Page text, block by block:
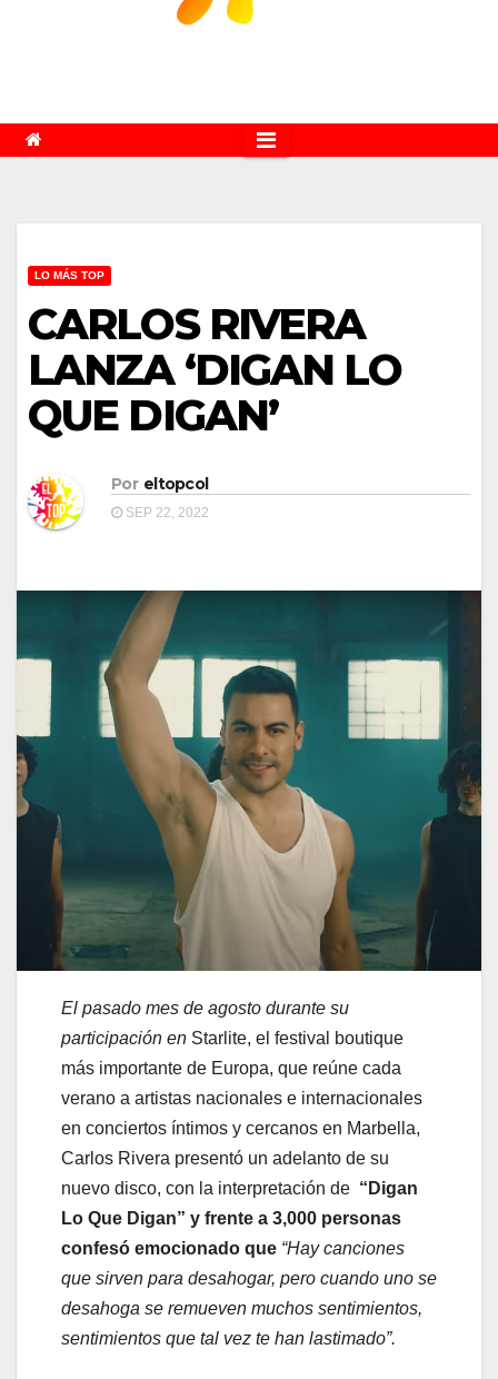
LO MÁS TOP
CARLOS RIVERA
LANZA ‘DIGAN LO
QUE DIGAN’
Por eltopcol
SEP 22, 2022
El pasado mes de agosto durante su
participación en Starlite, el festival boutique
más importante de Europa, que reúne cada
verano a artistas nacionales e internacionales
en conciertos íntimos y cercanos en Marbella,
Carlos Rivera presentó un adelanto de su
nuevo disco, con la interpretación de “Digan
Lo Que Digan” y frente a 3,000 personas
confesó emocionado que “Hay canciones
que sirven para desahogar, pero cuando uno se
desahoga se remueven muchos sentimientos,
sentimientos que tal vez te han lastimado”.